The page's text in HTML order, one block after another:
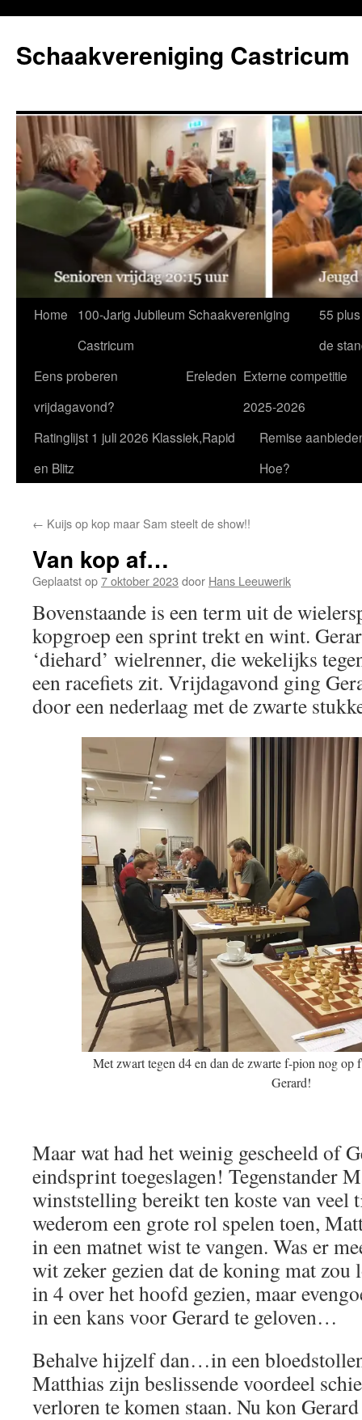
de
inhoud
Schaakvereniging Castricum
Home
100-Jarig Jubileum Schaakvereniging
Castricum
55
de
Eens proberen
vrijdagavond?
Ereleden Externe competitie
2025-2026
Ratinglijst 1 juli 2026 Klassiek,Rapid
en Blitz
Remise
Hoe?
← Kuijs op kop maar Sam steelt de show!!
Van kop af…
Geplaatst op7 oktober 2023 door Hans Leeuwerik
Bovenstaande is een term uit de
kopgroep een sprint trekt en wint.
‘diehard’ wielrenner, die wekelijks
een racefiets zit. Vrijdagavond ging
door een nederlaag met de zwarte
Met zwart tegen d4 en dan de zwarte f-pion nog op
Gerard!
Maar wat had het weinig gescheeld of
eindsprint toegeslagen! Tegenstander
winststelling bereikt ten koste van
wederom een grote rol spelen toen,
in een matnet wist te vangen. Was er
wit zeker gezien dat de koning mat zou
in 4 over het hoofd gezien, maar
in een kans voor Gerard te geloven…
Behalve hijzelf dan…in een
Matthias zijn beslissende voordeel
verloren te komen staan. Nu kon